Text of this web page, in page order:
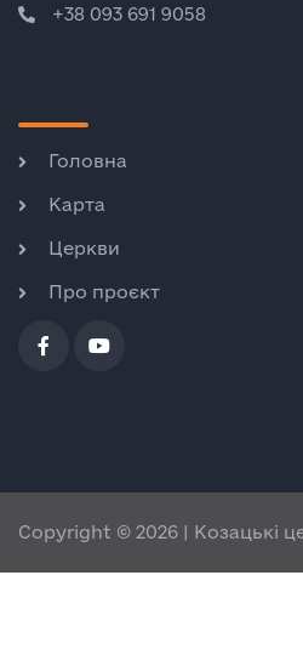
+38 093 691 9058
Головна
Карта
Церкви
Про проєкт
Copyright © 2026 | Козацькі